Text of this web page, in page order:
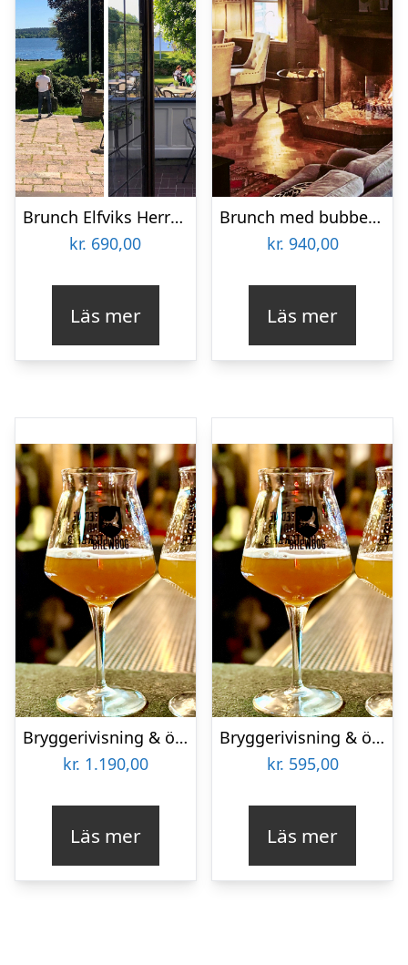
Brunch Elfviks Herrgård för två
kr. 690,00
Läs mer
Brunch med bubbel Elfviks Herrgård för två
kr. 940,00
Läs mer
Bryggerivisning & ölprovning på Pica Pico för två
kr. 1.190,00
Läs mer
Bryggerivisning & ölprovning på Pica Pico
kr. 595,00
Läs mer